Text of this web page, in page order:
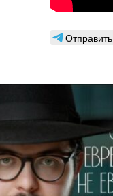
Отправить